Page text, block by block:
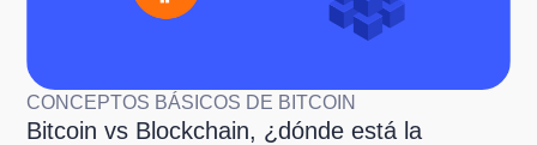
CONCEPTOS BÁSICOS DE BITCOIN
Bitcoin vs Blockchain, ¿dónde está la